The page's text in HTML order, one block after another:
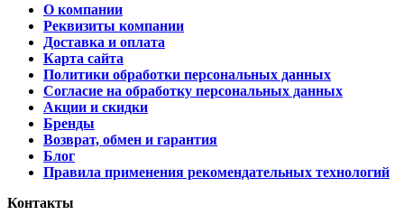
О компании
Реквизиты компании
Доставка и оплата
Карта сайта
Политики обработки персональных данных
Согласие на обработку персональных данных
Акции и скидки
Бренды
Возврат, обмен и гарантия
Блог
Правила применения рекомендательных технологий
Контакты